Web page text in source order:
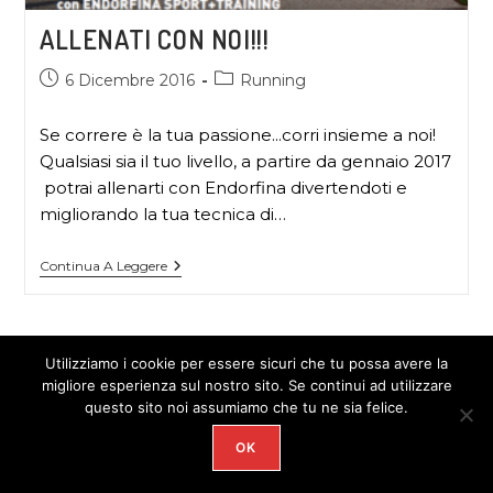
ALLENATI CON NOI!!!
6 Dicembre 2016 Running
Se correre è la tua passione...corri insieme a noi!
Qualsiasi sia il tuo livello, a partire da gennaio 2017
potrai allenarti con Endorfina divertendoti e
migliorando la tua tecnica di…
Continua A Leggere
COPYRIGHT 2026 - ENDORFINA
Utilizziamo i cookie per essere sicuri che tu possa avere la
migliore esperienza sul nostro sito. Se continui ad utilizzare
questo sito noi assumiamo che tu ne sia felice.
OK